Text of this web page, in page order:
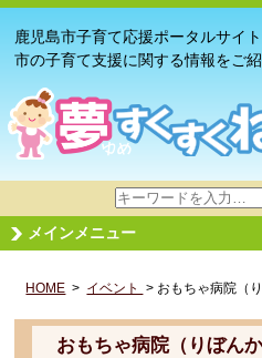
鹿児島市子育て応援ポータルサイ
市の子育て支援に関する情報をご紹
サ
イ
ト
検
メインメニュー
HOME > イベント > おもちゃ病院（
おもちゃ病院（りぼんか